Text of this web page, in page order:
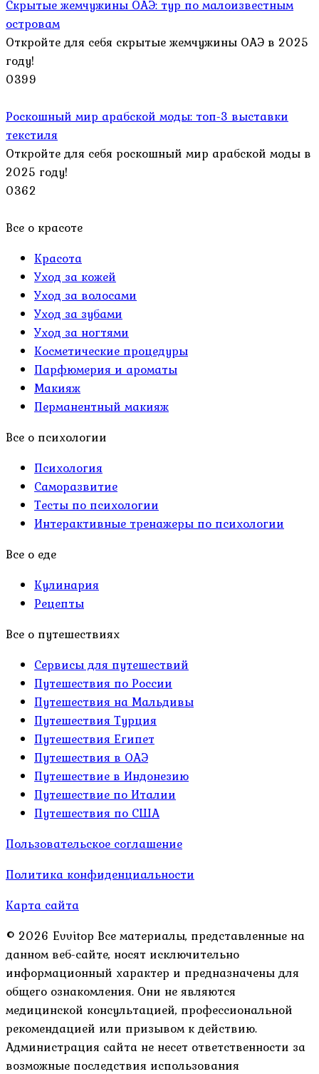
Скрытые жемчужины ОАЭ: тур по малоизвестным
островам
Откройте для себя скрытые жемчужины ОАЭ в 2025
году!
0399
Роскошный мир арабской моды: топ-3 выставки
текстиля
Откройте для себя роскошный мир арабской моды в
2025 году!
0362
Все о красоте
Красота
Уход за кожей
Уход за волосами
Уход за зубами
Уход за ногтями
Косметические процедуры
Парфюмерия и ароматы
Макияж
Перманентный макияж
Все о психологии
Психология
Саморазвитие
Тесты по психологии
Интерактивные тренажеры по психологии
Все о еде
Кулинария
Рецепты
Все о путешествиях
Сервисы для путешествий
Путешествия по России
Путешествия на Мальдивы
Путешествия Турция
Путешествия Египет
Путешествия в ОАЭ
Путешествие в Индонезию
Путешествие по Италии
Путешествия по США
Пользовательское соглашение
Политика конфиденциальности
Карта сайта
© 2026 Evvitop Все материалы, представленные на
данном веб-сайте, носят исключительно
информационный характер и предназначены для
общего ознакомления. Они не являются
медицинской консультацией, профессиональной
рекомендацией или призывом к действию.
Администрация сайта не несет ответственности за
возможные последствия использования